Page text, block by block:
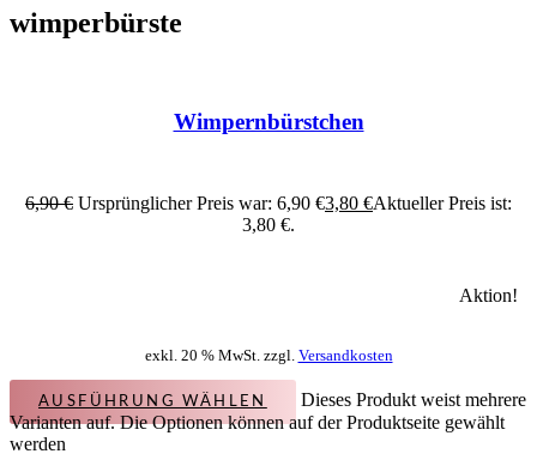
wimperbürste
Wimpernbürstchen
6,90€ Ursprünglicher Preis war: 6,90 €3,80 €Aktueller Preis ist:
3,80 €.
Aktion!
exkl. 20 % MwSt. zzgl. Versandkosten
AUSFÜHRUNG WÄHLEN
Dieses Produkt weist mehrere
Varianten auf. Die Optionen können auf der Produktseite gewählt
werden